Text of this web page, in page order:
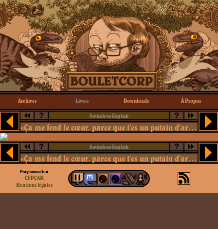
Archives Livres Downloads À Propos
? Switch to English ?
«Ça me fend le cœur, parce que t'es un putain d'artiste, Marcello.»
? Switch to English ?
«Ça me fend le cœur, parce que t'es un putain d'artiste, Marcello.»
Programmation
CEPCAM
Mentions légales